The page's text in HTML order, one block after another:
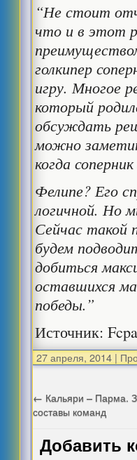
“Не стоит
что и в этот
голкипер
игру. Многое
который
обсуждать
можно
когда
Фелипе? Его
логичной. Но
Сейчас такой
будем
добиться
оставшихся
победы.”
Источник:
27 апреля, 2014 |
← Кальяри – Парма.
составы команд
Добавить